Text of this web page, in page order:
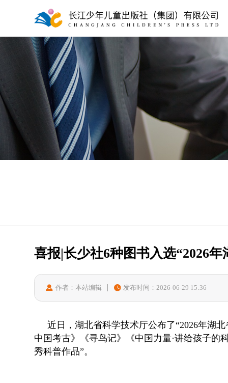
喜报|长少社6种图书入选“2026
作者：本站编辑 发布时间：2026-06-29 15:36
近日，湖北省科学技术厅公布了“2026年湖
中国考古》《寻鸟记》《中国力量·讲给孩子
秀科普作品”。